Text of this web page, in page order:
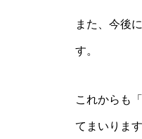
また、今後
す。
これからも
てまいります